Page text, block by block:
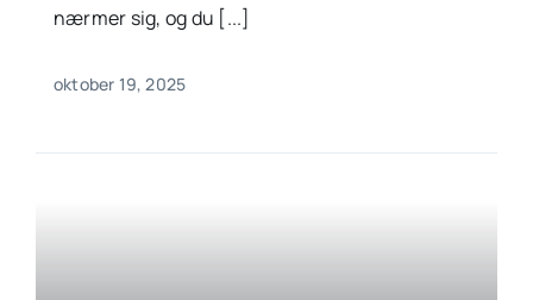
nærmer sig, og du [...]
oktober 19, 2025